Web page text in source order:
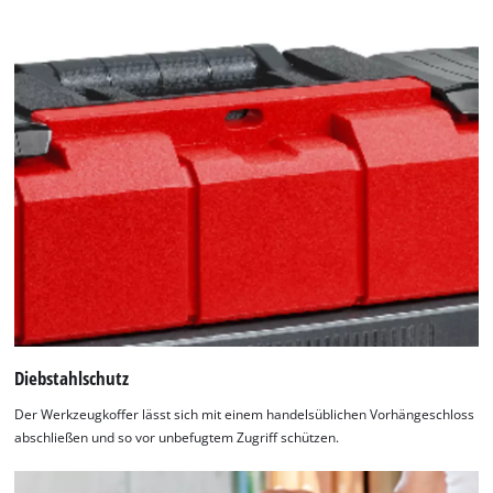
technologies
used.
Powered
by
Usercentrics
Consent
Management
Diebstahlschutz
Der Werkzeugkoffer lässt sich mit einem handelsüblichen Vorhängeschloss
abschließen und so vor unbefugtem Zugriff schützen.